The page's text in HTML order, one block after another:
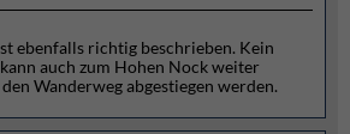
ebenfalls richtig beschrieben. Kein
auch zum Hohen Nock weiter
Wanderweg abgestiegen werden.